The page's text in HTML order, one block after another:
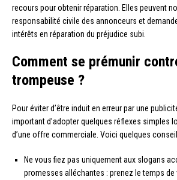
recours pour obtenir réparation. Elles peuvent
responsabilité civile des annonceurs et
intérêts en réparation du préjudice subi.
Comment se prémunir
trompeuse ?
Pour éviter d’être induit en erreur par une
important d’adopter quelques réflexes simples
d’une offre commerciale. Voici quelques
Ne vous fiez pas uniquement aux slogans
promesses alléchantes : prenez le temps